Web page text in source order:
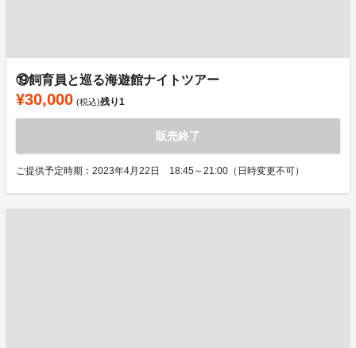
⑲飼育員と巡る海遊館ナイトツアー
¥30,000 (税込)残り1
販売終了
ご提供予定時期：2023年4月22日 18:45～21:00（日時変更不可）